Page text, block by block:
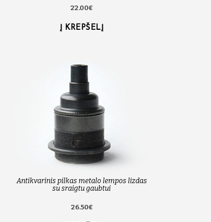
22.00€
Į KREPŠELĮ
Antikvarinis pilkas metalo lempos lizdas
su sraigtu gaubtui
26.50€